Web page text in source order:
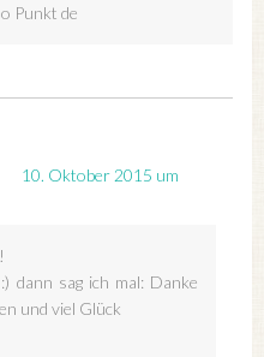
Punkt de
10. Oktober 2015 um
dann sag ich mal: Danke
und viel Glück